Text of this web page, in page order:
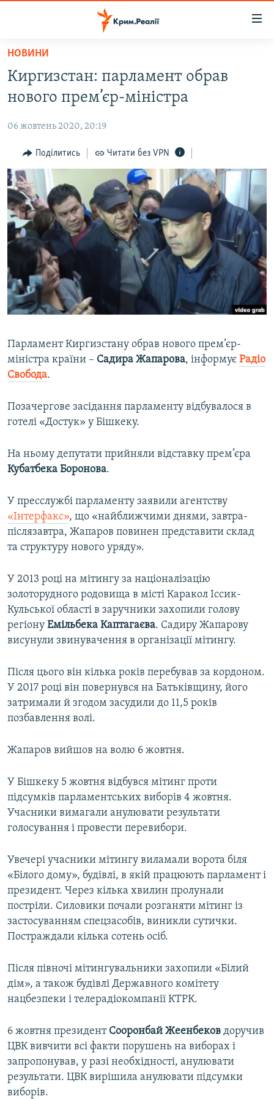
Перейти
основного
матеріалу
до
навігації
Перейти
до
пошуку
ВОДА.КРИМ
ВІДЕО ТА ФОТО
ПОЛІТИКА
БЛОГИ
ПОГЛЯД
ІНТЕРВ'Ю
ВСЕ ЗА ДЕНЬ
СПЕЦПРОЕКТИ
ДЕПОРТАЦІЯ
ВІДЕОУРОКИ «ELIFBE»
СВІДЧЕННЯ ОКУПАЦІЇ
ІНФОГРАФІКА
ЯК ОБІЙТИ БЛОКУВАННЯ
Русский
Qırımtatar
ДОЛУЧАЙСЯ!
Усі сайти RFE/RL
НОВИНИ
Киргизстан: парламент обрав
нового прем’єр-міністра
06 жовтень 2020, 20:19
Поділитись Читати без VPN
Парламент Киргизстану обрав нового прем’єр-
міністра країни – Садира Жапарова, інформує Радіо
Свобода.
Позачергове засідання парламенту відбувалося в
готелі «Достук» у Бішкеку.
На ньому депутати прийняли відставку прем’єра
Кубатбека Боронова.
У пресслужбі парламенту заявили агентству
«Інтерфакс», що «найближчими днями, завтра-
післязавтра, Жапаров повинен представити склад
та структуру нового уряду».
У 2013 році на мітингу за націоналізацію
золоторудного родовища в місті Каракол Іссик-
Кульської області в заручники захопили голову
регіону Емільбека Каптагаєва. Садиру Жапарову
висунули звинувачення в організації мітингу.
Після цього він кілька років перебував за кордоном.
У 2017 році він повернувся на Батьківщину, його
затримали й згодом засудили до 11,5 років
позбавлення волі.
Жапаров вийшов на волю 6 жовтня.
У Бішкеку 5 жовтня відбувся мітинг проти
підсумків парламентських виборів 4 жовтня.
Учасники вимагали анулювати результати
голосування і провести перевибори.
Увечері учасники мітингу виламали ворота біля
«Білого дому», будівлі, в якій працюють парламент і
президент. Через кілька хвилин пролунали
постріли. Силовики почали розганяти мітинг із
застосуванням спецзасобів, виникли сутички.
Постраждали кілька сотень осіб.
Після півночі мітингувальники захопили «Білий
дім», а також будівлі Державного комітету
нацбезпеки і телерадіокомпанії КТРК.
6 жовтня президент Сооронбай Жеенбеков доручив
ЦВК вивчити всі факти порушень на виборах і
запропонував, у разі необхідності, анулювати
результати. ЦВК вирішила анулювати підсумки
виборів.